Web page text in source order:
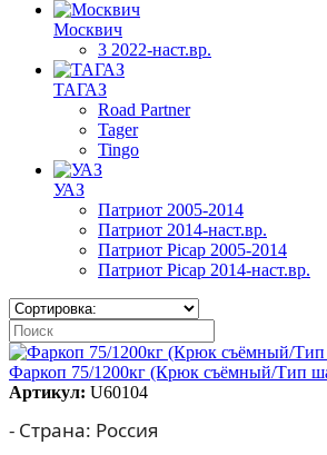
Москвич
3 2022-наст.вр.
ТАГАЗ
Road Partner
Tager
Tingo
УАЗ
Патриот 2005-2014
Патриот 2014-наст.вр.
Патриот Picap 2005-2014
Патриот Picap 2014-наст.вр.
Фаркоп 75/1200кг (Крюк съёмный/Тип
Артикул: U60104
- Страна: Россия